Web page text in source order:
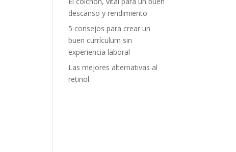
descanso y rendimiento
5 consejos para crear un
buen currículum sin
experiencia laboral
Las mejores alternativas al
retinol